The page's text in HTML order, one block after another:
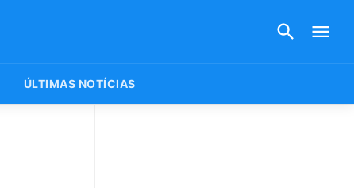
ÚLTIMAS NOTÍCIAS